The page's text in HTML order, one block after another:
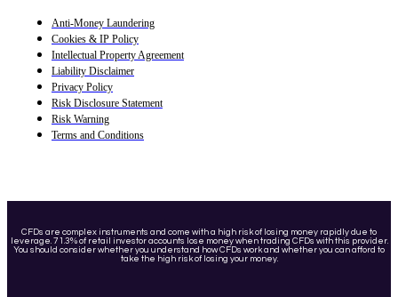
Anti-Money Laundering
Cookies & IP Policy
Intellectual Property Agreement
Liability Disclaimer
Privacy Policy
Risk Disclosure Statement
Risk Warning
Terms and Conditions
CFDs are complex instruments and come with a high risk of losing money rapidly due to
leverage. 71.3% of retail investor accounts lose money when trading CFDs with this provider.
You should consider whether you understand how CFDs work and whether you can afford to
take the high risk of losing your money.